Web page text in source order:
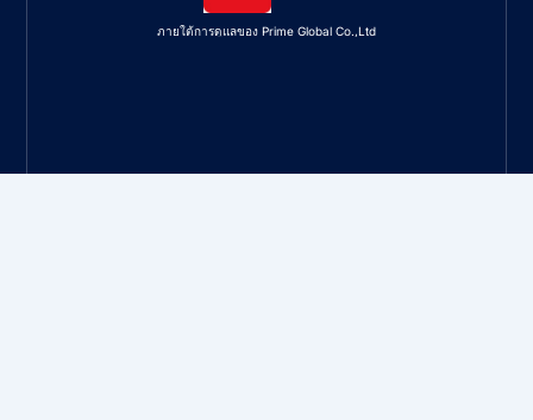
ภายใต้การดูแลของ Prime Global Co.,Ltd